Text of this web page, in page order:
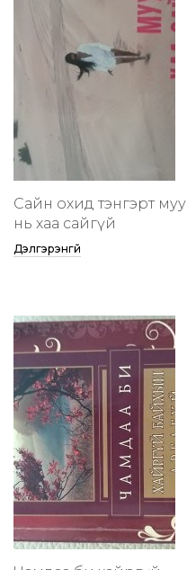
Сайн охид тэнгэрт муу
нь хаа сайгүй
Дэлгэрэнгүй